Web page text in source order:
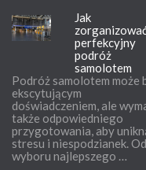
Jak
perfekcyjny
podróż
samolotem
Podróż samolotem może
ekscytującym
doświadczeniem, ale
także odpowiedniego
przygotowania, aby
stresu i niespodzianek. Od
wyboru najlepszego …